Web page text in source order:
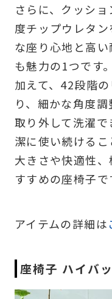
さらに、クッシ
度チップウレタ
な座り心地と高
も魅力の1つです。
加えて、42段階
り、細かな角度
取り外して洗濯
潔に使い続けるこ
大きさや快適性
すすめの座椅子で
アイテムの詳細は
座椅子 ハイバ